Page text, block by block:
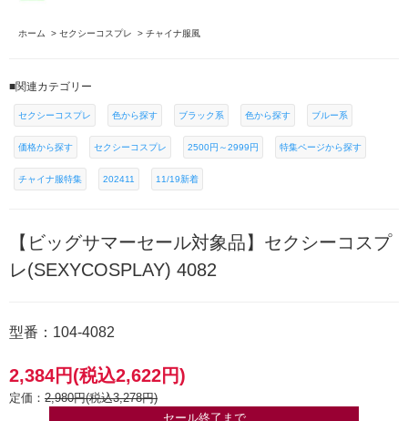
ホーム > セクシーコスプレ > チャイナ服風
■関連カテゴリー
セクシーコスプレ 色から探す ブラック系 色から探す ブルー系
価格から探す セクシーコスプレ 2500円～2999円 特集ページから探す
チャイナ服特集 202411 11/19新着
【ビッグサマーセール対象品】セクシーコスプ
レ(SEXYCOSPLAY) 4082
型番：104-4082
2,384円(税込2,622円)
定価： 2,980円(税込3,278円)